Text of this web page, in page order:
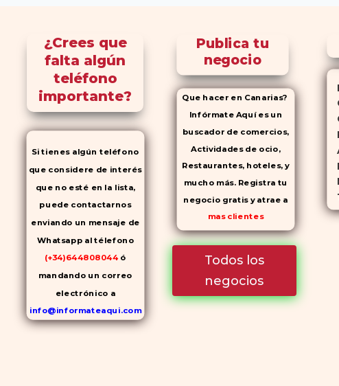
¿Crees que
falta algún
teléfono
importante?
Si tienes algún teléfono
que considere de interés
que no esté en la lista,
puede contactarnos
enviando un mensaje de
Whatsapp al télefono
(+34)644808044 ó
mandando un correo
electrónico a
info@informateaqui.com
Mientras que antes la
Publica tu
negocio
Que hacer en Canarias?
Infórmate Aquí es un
buscador de comercios,
Actividades de ocio,
Restaurantes, hoteles, y
mucho más. Registra tu
negocio gratis y atrae a
mas clientes
Todos los
negocios